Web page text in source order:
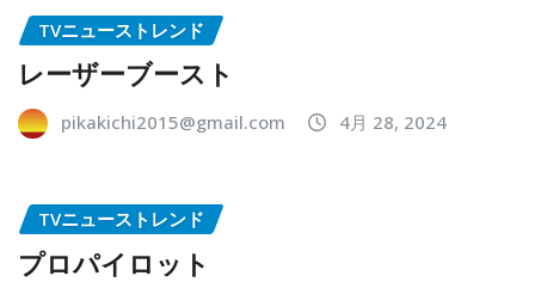
TVニューストレンド
レーザーブースト
pikakichi2015@gmail.com 4月 28, 2024
TVニューストレンド
プロパイロット